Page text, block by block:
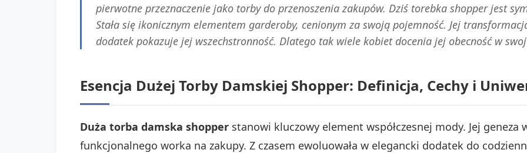
pierwotne przeznaczenie jako torby do przenoszenia zakupów. Dziś torebka shopper jest
Stała się ikonicznym elementem garderoby, cenionym za swoją pojemność. Jej
dodatek pokazuje jej wszechstronność. Dlatego tak wiele kobiet docenia jej obecność w
Esencja Dużej Torby Damskiej Shopper: Definicja, Cechy i
Duża torba damska shopper stanowi kluczowy element współczesnej mody. Jej geneza
funkcjonalnego worka na zakupy. Z czasem ewoluowała w elegancki dodatek do